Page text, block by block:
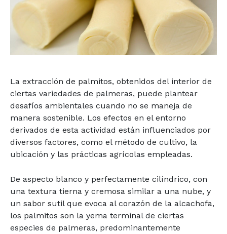
La extracción de palmitos, obtenidos del interior de
ciertas variedades de palmeras, puede plantear
desafíos ambientales cuando no se maneja de
manera sostenible. Los efectos en el entorno
derivados de esta actividad están influenciados por
diversos factores, como el método de cultivo, la
ubicación y las prácticas agrícolas empleadas.
De aspecto blanco y perfectamente cilíndrico, con
una textura tierna y cremosa similar a una nube, y
un sabor sutil que evoca al corazón de la alcachofa,
los palmitos son la yema terminal de ciertas
especies de palmeras, predominantemente